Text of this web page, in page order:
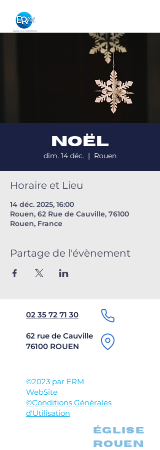
NOËL
dim. 14 déc.
  |
Rouen
Horaire et Lieu
14 déc. 2025, 16:00
Rouen, 62 Rue de Cauville, 76100
Rouen, France
Partage de l'évènement
02 35 72 71 30
62 rue de Cauville
76100 ROUEN
©2023 par ERM
WebSite
©Conditions Générales
d'Utilisation
église
rouen